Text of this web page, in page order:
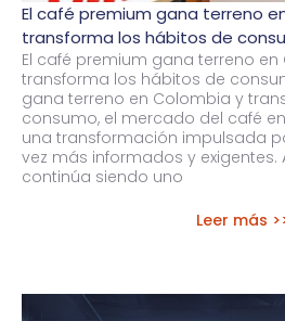
El café premium gana terreno
transforma los hábitos de
El café premium gana terreno
transforma los hábitos de
gana terreno en Colombia y
consumo, el mercado del café
una transformación impulsada
vez más informados y exigentes.
continúa siendo uno
Leer más